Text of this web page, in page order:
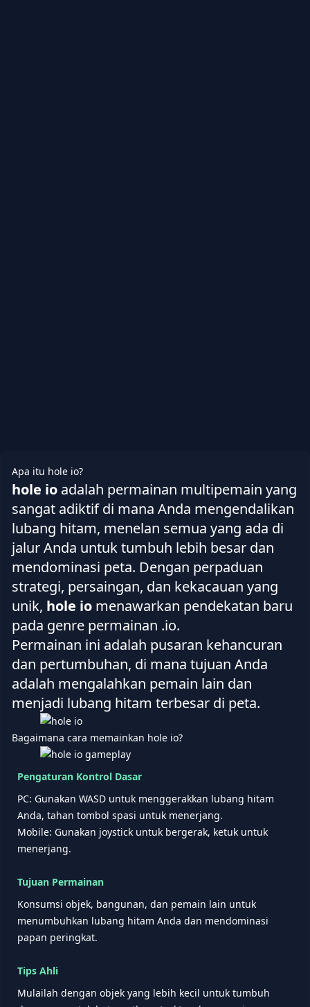
Apa itu hole io?
hole io adalah permainan multipemain yang
sangat adiktif di mana Anda mengendalikan
lubang hitam, menelan semua yang ada di
jalur Anda untuk tumbuh lebih besar dan
mendominasi peta. Dengan perpaduan
strategi, persaingan, dan kekacauan yang
unik, hole io menawarkan pendekatan baru
pada genre permainan .io.
Permainan ini adalah pusaran kehancuran
dan pertumbuhan, di mana tujuan Anda
adalah mengalahkan pemain lain dan
menjadi lubang hitam terbesar di peta.
Bagaimana cara memainkan hole io?
Pengaturan Kontrol Dasar
PC: Gunakan WASD untuk menggerakkan lubang hitam
Anda, tahan tombol spasi untuk menerjang.
Mobile: Gunakan joystick untuk bergerak, ketuk untuk
menerjang.
Tujuan Permainan
Konsumsi objek, bangunan, dan pemain lain untuk
menumbuhkan lubang hitam Anda dan mendominasi
papan peringkat.
Tips Ahli
Mulailah dengan objek yang lebih kecil untuk tumbuh